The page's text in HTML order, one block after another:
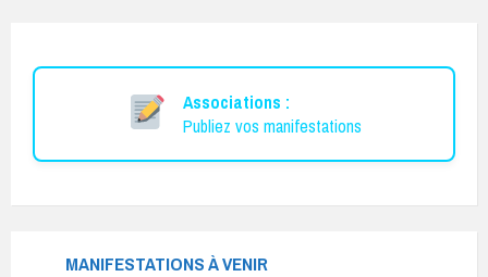
Associations :
Publiez vos manifestations
MANIFESTATIONS À VENIR